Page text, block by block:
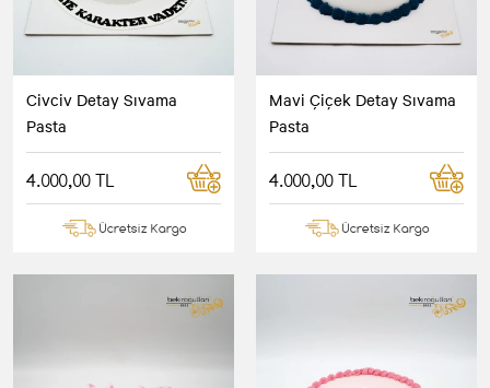
Civciv Detay Sıvama
Pasta
4.000,00 TL
Ücretsiz Kargo
Mavi Çiçek Detay Sıvama
Pasta
4.000,00 TL
Ücretsiz Kargo